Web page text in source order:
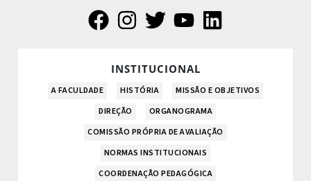
INSTITUCIONAL
A FACULDADE HISTÓRIA
MISSÃO E OBJETIVOS
DIREÇÃO
ORGANOGRAMA
COMISSÃO PRÓPRIA DE AVALIAÇÃO
NORMAS INSTITUCIONAIS
COORDENAÇÃO PEDAGÓGICA